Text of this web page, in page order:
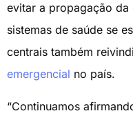
evitar a propagação
sistemas de saúde se
centrais também
emergencial no país.
“Continuamos